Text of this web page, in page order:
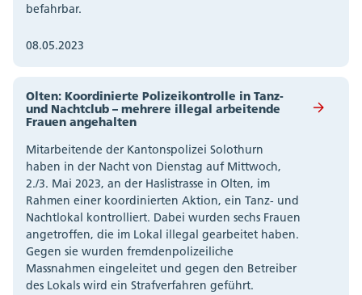
befahrbar.
08.05.2023
Olten: Koordinierte Polizeikontrolle in Tanz-
und Nachtclub – mehrere illegal arbeitende
Frauen angehalten
Mitarbeitende der Kantonspolizei Solothurn
haben in der Nacht von Dienstag auf Mittwoch,
2./3. Mai 2023, an der Haslistrasse in Olten, im
Rahmen einer koordinierten Aktion, ein Tanz- und
Nachtlokal kontrolliert. Dabei wurden sechs Frauen
angetroffen, die im Lokal illegal gearbeitet haben.
Gegen sie wurden fremdenpolizeiliche
Massnahmen eingeleitet und gegen den Betreiber
des Lokals wird ein Strafverfahren geführt.